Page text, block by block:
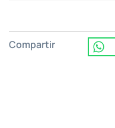
Compartir